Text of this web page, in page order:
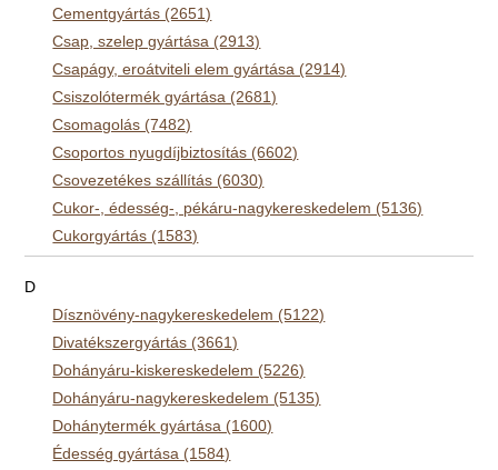
Cementgyártás (2651)
Csap, szelep gyártása (2913)
Csapágy, eroátviteli elem gyártása (2914)
Csiszolótermék gyártása (2681)
Csomagolás (7482)
Csoportos nyugdíjbiztosítás (6602)
Csovezetékes szállítás (6030)
Cukor-, édesség-, pékáru-nagykereskedelem (5136)
Cukorgyártás (1583)
D
Dísznövény-nagykereskedelem (5122)
Divatékszergyártás (3661)
Dohányáru-kiskereskedelem (5226)
Dohányáru-nagykereskedelem (5135)
Dohánytermék gyártása (1600)
Édesség gyártása (1584)